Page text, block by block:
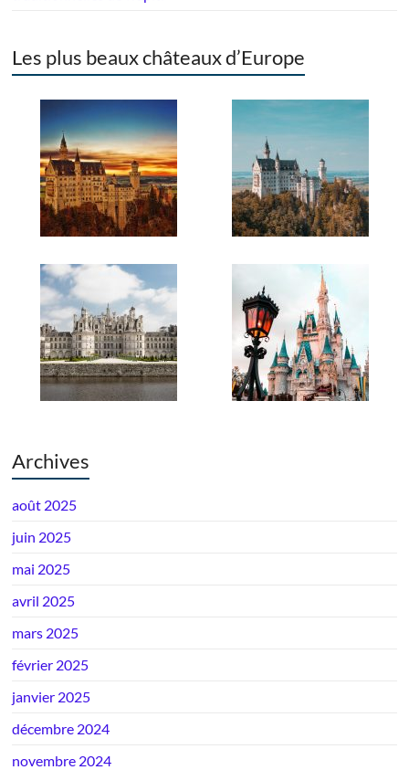
Les plus beaux châteaux d’Europe
Archives
août 2025
juin 2025
mai 2025
avril 2025
mars 2025
février 2025
janvier 2025
décembre 2024
novembre 2024